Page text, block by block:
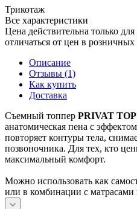
Трикотаж
Все характеристики
Цена действительна только
отличаться от цен в розничных
Описание
Отзывы (1)
Как купить
Доставка
Съемный топпер PRIVAT
анатомическая пена с
повторяет контуры тела,
позвоночника. Для тех, кто
максимальный комфорт.
Можно использовать как
или в комбинации с матрасами